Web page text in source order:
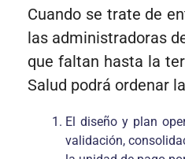
Cuando se trate de
las administradoras
que faltan hasta la
Salud podrá ordenar
El diseño y plan
validación,